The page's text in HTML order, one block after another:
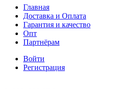
Главная
Доставка и Оплата
Гарантия и качество
Опт
Партнёрам
Войти
Регистрация